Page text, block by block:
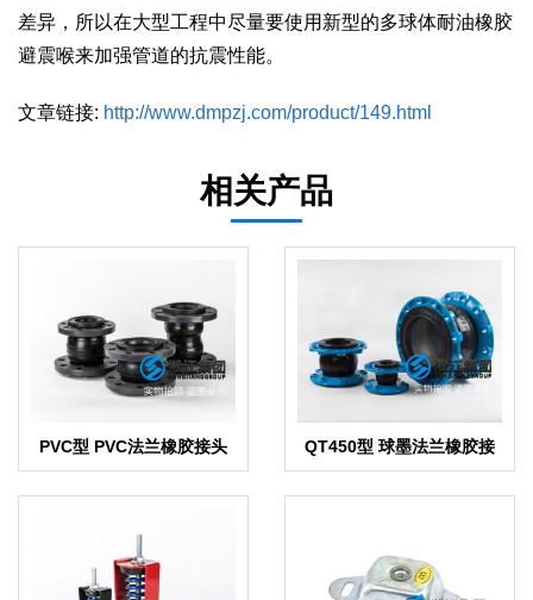
差异，所以在大型工程中尽量要使用新型的多球体耐油橡胶
避震喉来加强管道的抗震性能。
文章链接: http://www.dmpzj.com/product/149.html
相关产品
PVC型 PVC法兰橡胶接头
QT450型 球墨法兰橡胶接
头